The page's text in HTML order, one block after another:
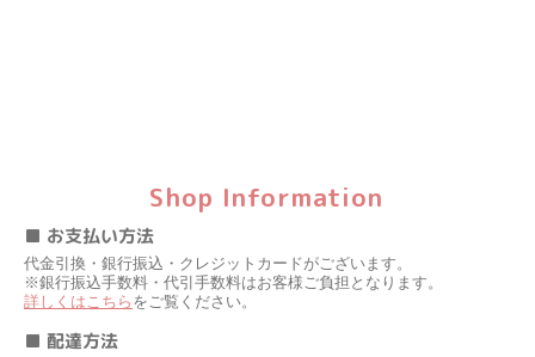
Shop Information
■ お支払い方法
代金引換・銀行振込・クレジットカードがございます。
※銀行振込手数料・代引手数料はお客様ご負担となります。
詳しくはこちら をご覧ください。
■ 配達方法